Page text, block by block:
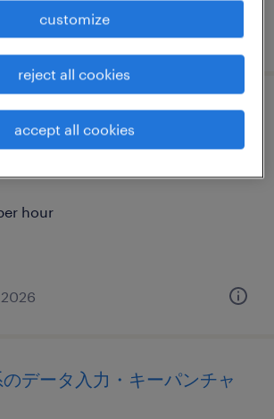
2025
ス系の一般事務・oa事務
hour
データ入力・キーパンチャ
customize
reject all cookies
accept all cookies